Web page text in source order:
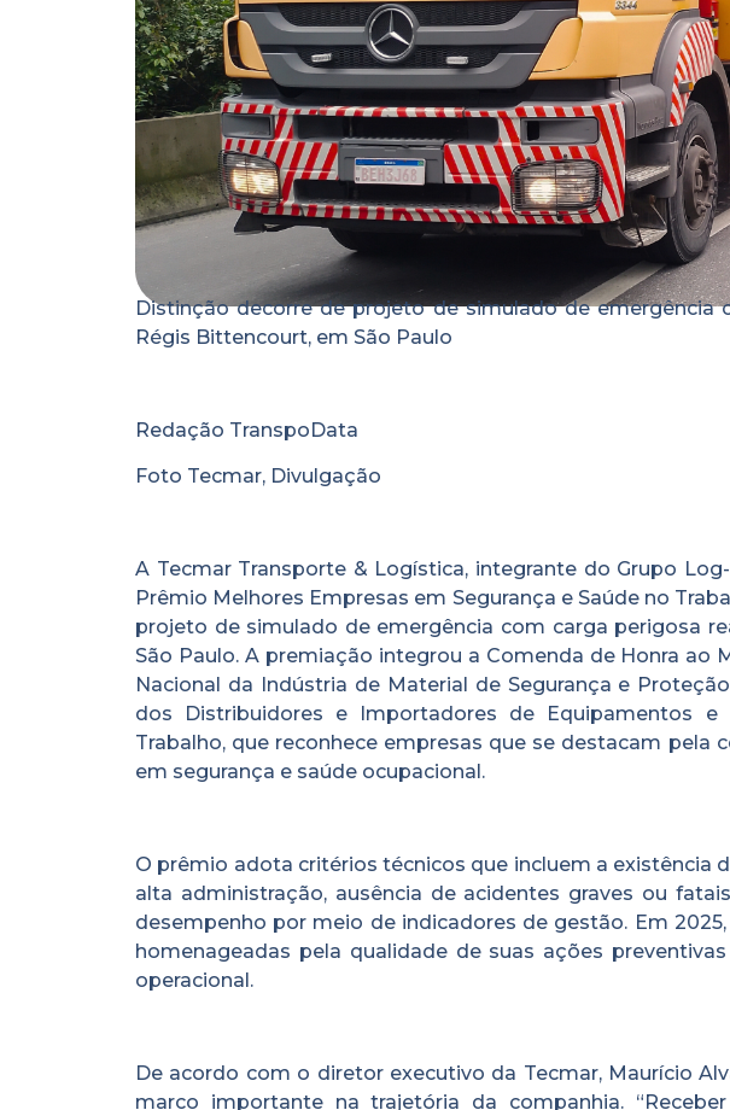
Distinção decorre de projeto de simulado de emergência
Régis Bittencourt, em São Paulo
Redação TranspoData
Foto Tecmar, Divulgação
A Tecmar Transporte & Logística, integrante do Grupo
Prêmio Melhores Empresas em Segurança e Saúde no
projeto de simulado de emergência com carga perigosa
São Paulo. A premiação integrou a Comenda de Honra ao
Nacional da Indústria de Material de Segurança e
dos Distribuidores e Importadores de Equipamentos
Trabalho, que reconhece empresas que se destacam pela
em segurança e saúde ocupacional.
O prêmio adota critérios técnicos que incluem a existência
alta administração, ausência de acidentes graves ou
desempenho por meio de indicadores de gestão. Em
homenageadas pela qualidade de suas ações
operacional.
De acordo com o diretor executivo da Tecmar, Maurício
marco importante na trajetória da companhia.